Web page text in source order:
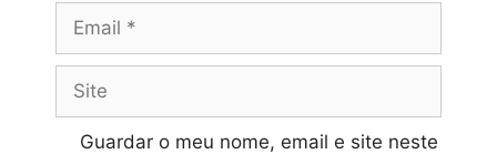
Email
Site
Guardar o meu nome, email e site neste